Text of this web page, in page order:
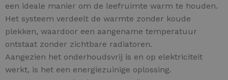
een ideale manier om de leefruimte warm te houden.
Het systeem verdeelt de warmte zonder koude
plekken, waardoor een aangename temperatuur
ontstaat zonder zichtbare radiatoren.
Aangezien het onderhoudsvrij is en op elektriciteit
werkt, is het een energiezuinige oplossing.